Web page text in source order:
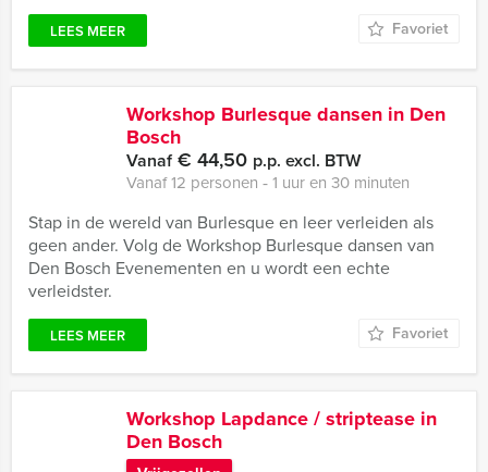
LEES MEER Favoriet
Workshop Burlesque dansen in Den
Bosch
Vanaf€ 44,50 p.p. excl. BTW
Vanaf 12 personen ‐ 1 uur en 30 minuten
Stap in de wereld van Burlesque en leer verleiden als
geen ander. Volg de Workshop Burlesque dansen van
Den Bosch Evenementen en u wordt een echte
verleidster.
LEES MEER Favoriet
Workshop Lapdance / striptease in
Den Bosch